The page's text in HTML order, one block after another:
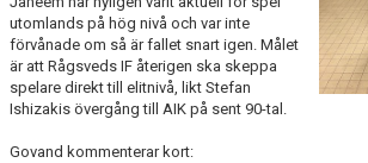
SKOLSAMARBETEN
SOCIAL HÅLLBARHET
TRÄNINGSKLÄDER
utomlands på hög nivå och var inte
förvånade om så är fallet snart igen. Målet
är att Rågsveds IF återigen ska skeppa
spelare direkt till elitnivå, likt Stefan
Ishizakis övergång till AIK på sent 90-tal.
Govand kommenterar kort: